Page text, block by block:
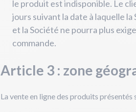
le produit est indisponible. Le
jours suivant la date à laquelle
et la Société ne pourra plus
commande.
Article 3 : zone
La vente en ligne des produits